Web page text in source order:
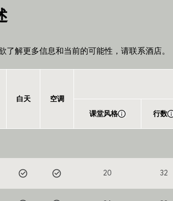
解更多信息和当前的可能性，请联系酒店。
白天 空调
课堂风格 行数
20 32